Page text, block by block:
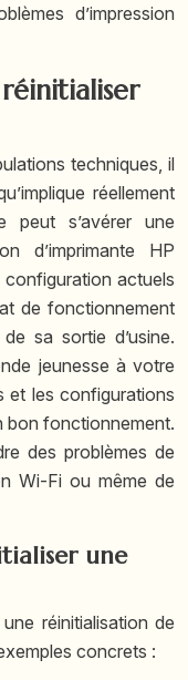
d’impression
techniques, il
réellement
peut s’avérer une
d’imprimante HP
actuels
de fonctionnement
sa sortie d’usine.
jeunesse à votre
et les configurations
bon fonctionnement.
des problèmes de
Wi-Fi ou même de
une
réinitialisation de
concrets :